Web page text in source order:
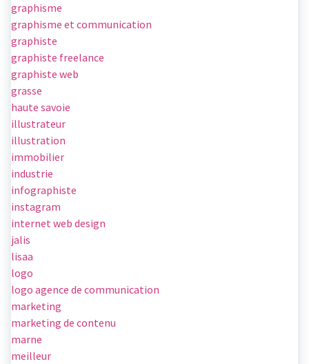
graphisme
graphisme et communication
graphiste
graphiste freelance
graphiste web
grasse
haute savoie
illustrateur
illustration
immobilier
industrie
infographiste
instagram
internet web design
jalis
lisaa
logo
logo agence de communication
marketing
marketing de contenu
marne
meilleur